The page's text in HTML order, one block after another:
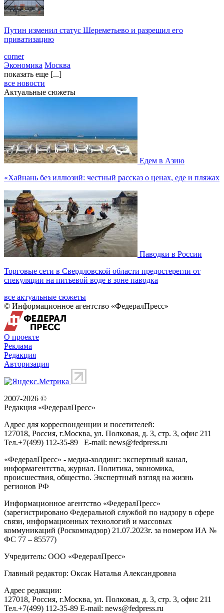
Путин изменил статус Шереметьево и разрешил его
приватизацию
corner
Экономика Москва
показать еще [...]
все новости
Актуальные сюжеты
Едем в Азию
«Хайнань без иллюзий: честный рассказ о ценах, еде и пляжах
Паводки в России
Торговые сети в Свердловской области предостерегли от
спекуляции на питьевой воде в зоне паводка
все актуальные сюжеты
© Информационное агентство «ФедералПресс»
О проекте
Реклама
Редакция
Авторизация
2007-2026 ©
Редакция «ФедералПресс»
Адрес для корреспонденции и посетителей:
127018, Россия, г.Москва, ул. Полковая, д. 3, стр. 3, офис 211
Тел.+7(499) 112-35-89 E-mail: news@fedpress.ru
«ФедералПресс» - медиа-холдинг: экспертный канал,
информагентства, журнал. Политика, экономика,
происшествия, общество. Экспертный взгляд на жизнь
регионов РФ
Информационное агентство «ФедералПресс»
(зарегистрировано Федеральной службой по надзору в сфере
связи, информационных технологий и массовых
коммуникаций (Роскомнадзор) 21.07.2023г. за номером ИА №
ФС 77 – 85577)
Учредитель: ООО «ФедералПресс»
Главный редактор: Оксак Наталья Александровна
Адрес редакции:
127018, Россия, г.Москва, ул. Полковая, д. 3, стр. 3, офис 211
Тел.+7(499) 112-35-89 E-mail: news@fedpress.ru